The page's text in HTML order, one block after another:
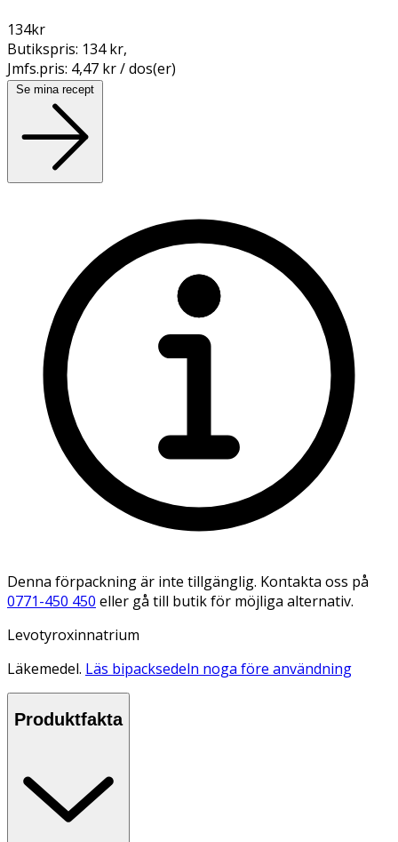
134kr
Butikspris: 134 kr,
Jmfs.pris: 4,47 kr / dos(er)
Se mina recept
Denna förpackning är inte tillgänglig. Kontakta oss på
0771-450 450 eller gå till butik för möjliga alternativ.
Levotyroxinnatrium
Läkemedel. Läs bipacksedeln noga före användning
Produktfakta